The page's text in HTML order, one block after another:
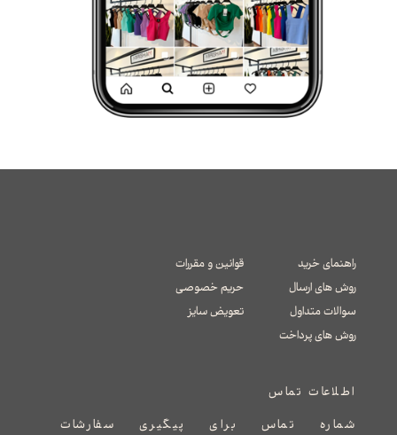
راهنمای خرید
روش های ارسال
سوالات متداول
​​​​​​​روش های پرداخت
قوانین و مقررات
حریم خصوصی
تعویض سایز
اطلاعات تماس
شماره تماس برای پیگیری سفارشات